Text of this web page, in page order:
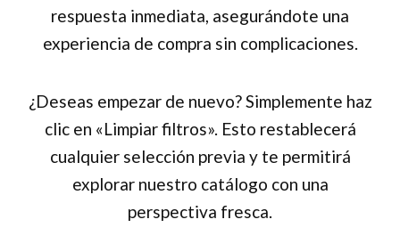
respuesta inmediata, asegurándote una
experiencia de compra sin complicaciones.
¿Deseas empezar de nuevo? Simplemente haz
clic en «Limpiar filtros». Esto restablecerá
cualquier selección previa y te permitirá
explorar nuestro catálogo con una
perspectiva fresca.